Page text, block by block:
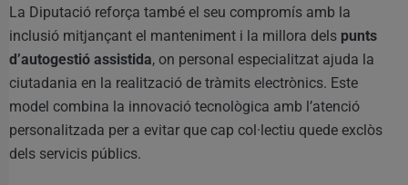
La Diputació reforça també el seu compromís amb la
inclusió mitjançant el manteniment i la millora dels punts
d’autogestió assistida, on personal especialitzat ajuda la
ciutadania en la realització de tràmits electrònics. Este
model combina la innovació tecnològica amb l’atenció
personalitzada per a evitar que cap col·lectiu quede exclòs
dels servicis públics.